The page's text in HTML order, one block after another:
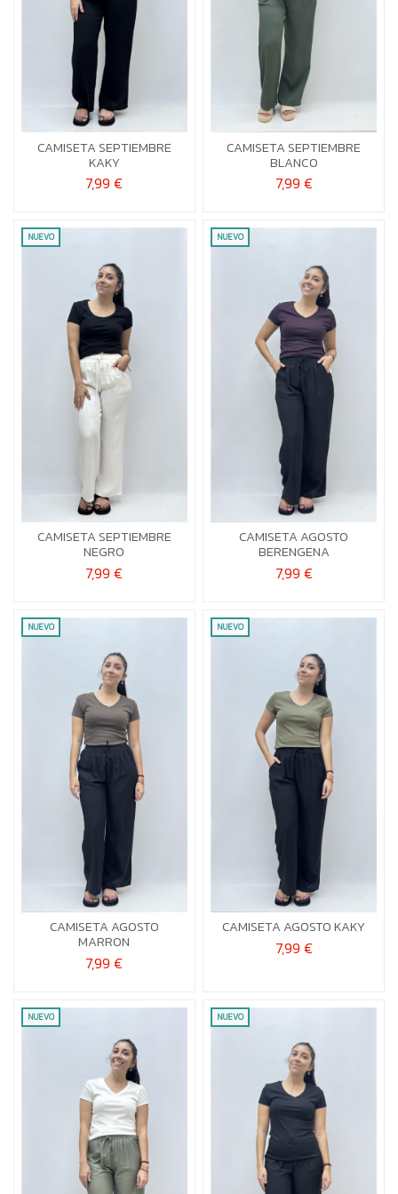
CAMISETA SEPTIEMBRE
KAKY
7,99 €
S-M L-XL
 Añadir al carrito CAMISETA SEPTIEMBRE
BLANCO
7,99 €
S-M L-XL
 Añadir al carrito
NUEVO
CAMISETA SEPTIEMBRE
NEGRO
7,99 €
S-M L-XL
 Añadir al carrito
NUEVO
CAMISETA AGOSTO
BERENGENA
7,99 €
S-M L-XL
 Añadir al carrito
NUEVO
CAMISETA AGOSTO
MARRON
7,99 €
S-M L-XL
 Añadir al carrito
NUEVO
CAMISETA AGOSTO KAKY
7,99 €
S-M
 Añadir al carrito
NUEVO NUEVO